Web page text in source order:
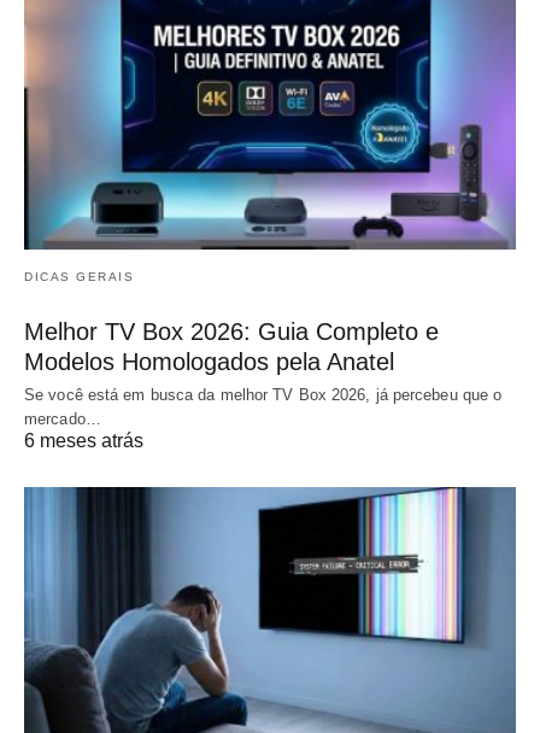
DICAS GERAIS
Melhor TV Box 2026: Guia Completo e
Modelos Homologados pela Anatel
Se você está em busca da melhor TV Box 2026, já percebeu que o
mercado…
6 meses atrás